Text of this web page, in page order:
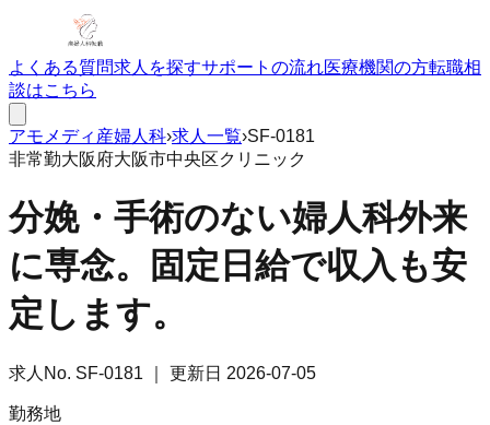
よくある質問求人を探すサポートの流れ医療機関の方転職相
談はこちら
アモメディ 産婦人科›求人一覧›SF-0181
非常勤大阪府大阪市中央区クリニック
分娩・手術のない婦人科外来
に専念。固定日給で収入も安
定します。
求人No. SF-0181 ｜ 更新日 2026-07-05
勤務地